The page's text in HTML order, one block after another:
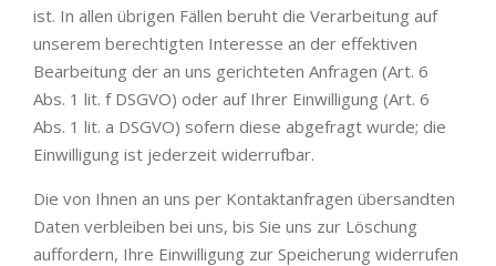
ist. In allen übrigen Fällen beruht die Verarbeitung auf
unserem berechtigten Interesse an der effektiven
Bearbeitung der an uns gerichteten Anfragen (Art. 6
Abs. 1 lit. f DSGVO) oder auf Ihrer Einwilligung (Art. 6
Abs. 1 lit. a DSGVO) sofern diese abgefragt wurde; die
Einwilligung ist jederzeit widerrufbar.
Die von Ihnen an uns per Kontaktanfragen übersandten
Daten verbleiben bei uns, bis Sie uns zur Löschung
auffordern, Ihre Einwilligung zur Speicherung widerrufen